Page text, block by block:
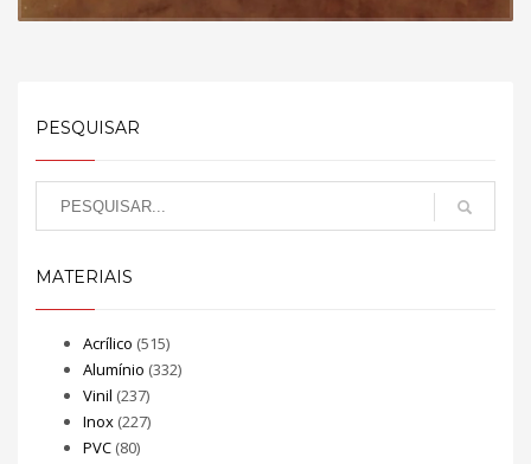
PESQUISAR
MATERIAIS
Acrílico (515)
Alumínio (332)
Vinil (237)
Inox (227)
PVC (80)